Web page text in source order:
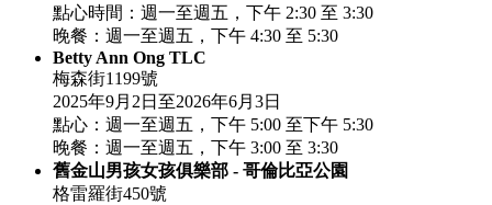
點心時間：週一至週五，下午 2:30 至 3:30
晚餐：週一至週五，下午 4:30 至 5:30
Betty Ann Ong TLC
梅森街1199號
2025年9月2日至2026年6月3日
點心：週一至週五，下午 5:00 至下午 5:30
晚餐：週一至週五，下午 3:00 至 3:30
舊金山男孩女孩俱樂部 - 哥倫比亞公園
格雷羅街450號